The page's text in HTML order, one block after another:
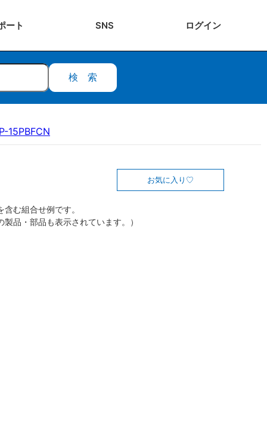
ート SNS ログイン
検索
15PBFCN
お気に入り
む組合せ例です。
製品・部品も表示されています。）